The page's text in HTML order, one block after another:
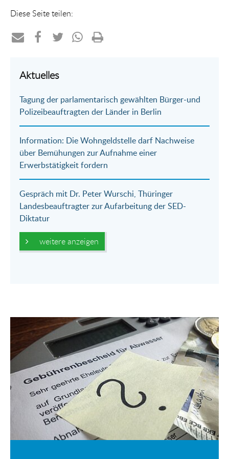
Diese Seite teilen:
per
Mail
auf
Aktuelles
Tagung der parlamentarisch gewählten Bürger-und
Polizeibeauftragten der Länder in Berlin
Information: Die Wohngeldstelle darf Nachweise
über Bemühungen zur Aufnahme einer
Erwerbstätigkeit fordern
Gespräch mit Dr. Peter Wurschi, Thüringer
Landesbeauftragter zur Aufarbeitung der SED-
Diktatur
weitere anzeigen